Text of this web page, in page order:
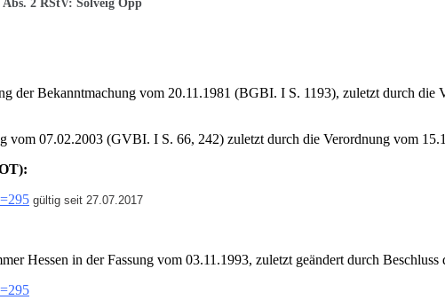
2 RStV: Solveig Opp
der Bekanntmachung vom 20.11.1981 (BGBI. I S. 1193), zuletzt durch
vom 07.02.2003 (GVBI. I S. 66, 242) zuletzt durch die Verordnung vom
gültig seit 27.07.2017
Hessen in der Fassung vom 03.11.1993, zuletzt geändert durch